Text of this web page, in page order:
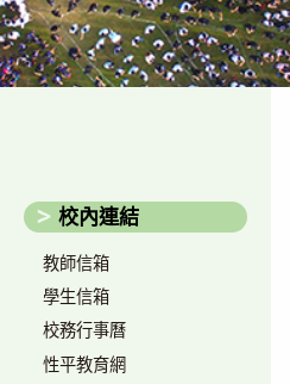
校內連結
教師信箱
學生信箱
校務行事曆
性平教育網